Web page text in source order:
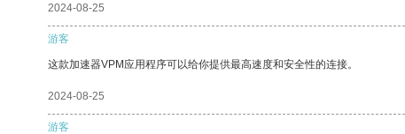
2024-08-25
游客
这款加速器VPM应用程序可以给你提供最高速度和安全性的连接。
2024-08-25
游客